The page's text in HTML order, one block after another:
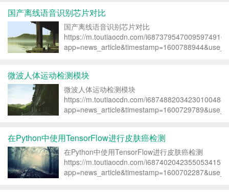
国产离线语音识别芯片对比
国产离线语音识别芯片对比
https://m.toutiaocdn.com/i6873795470095974916/
微波人体运动检测模块
微波人体运动检测模块
https://m.toutiaocdn.com/i6874882034230100483/
在Python中使用TensorFlow进行皮肤癌检测
在Python中使用TensorFlow进行皮肤癌检测
https://m.toutiaocdn.com/i6874020423550534157/